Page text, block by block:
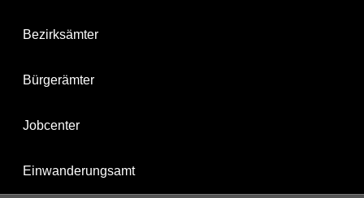
Bezirksämter
Bürgerämter
Jobcenter
Einwanderungsamt